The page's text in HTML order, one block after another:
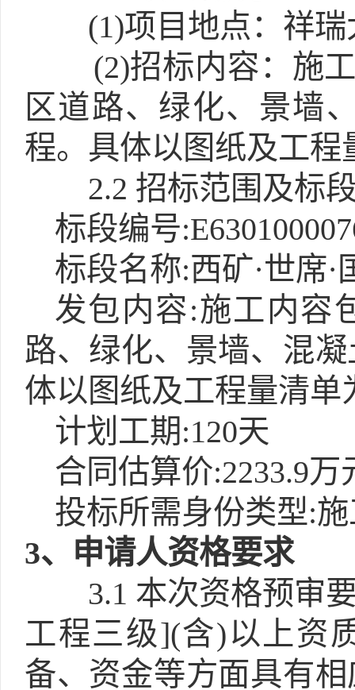
(1)项目地点：祥瑞
(2)招标内容：施
区道路、绿化、景墙
程。具体以图纸及工程
2.2 招标范围及标
标段编号
标段名称:西矿·世席
发包内容:施工内容
路、绿化、景墙、混
体以图纸及工程量清单
计划工期:120天
合同估算价:2233.9万
投标所需身份类型:
3、申请人资格要求
3.1 本次资格预审
工程三级](含)以上资
备、资金等方面具有